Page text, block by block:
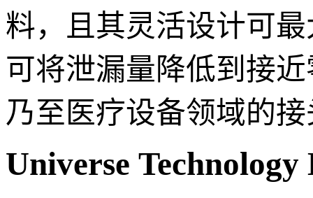
料，且其灵活设计可
可将泄漏量降低到接
乃至医疗设备领域的
Universe